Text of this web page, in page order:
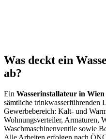
Was deckt ein
ab?
Ein Wasserinstallateur in Wien
sämtliche trinkwasserführenden
Gewerbebereich: Kalt- und
Wohnungsverteiler, Armaturen,
Waschmaschinenventile sowie